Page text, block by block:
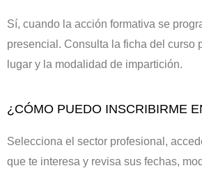
Sí, cuando la acción formativa se
presencial. Consulta la ficha del curso
lugar y la modalidad de impartición.
¿CÓMO PUEDO INSCRIBIRME
Selecciona el sector profesional,
que te interesa y revisa sus fechas,